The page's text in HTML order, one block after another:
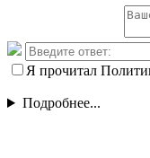
Я прочитал
Подробнее...